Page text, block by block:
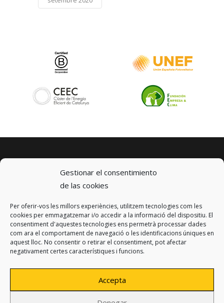
Gestionar el consentimiento
de las cookies
Per oferir-vos les millors experiències, utilitzem tecnologies com les
cookies per emmagatzemar i/o accedir a la informació del dispositiu. El
consentiment d'aquestes tecnologies ens permetrà processar dades
com ara el comportament de navegació o les identificacions úniques en
aquest lloc. No consentir o retirar el consentiment, pot afectar
negativament certes característiques i funcions.
Accepta
© 2023 km0 Energy
Carrer Baldrich 222-226
08223 Terrassa, Barcelona
info@km0.energy